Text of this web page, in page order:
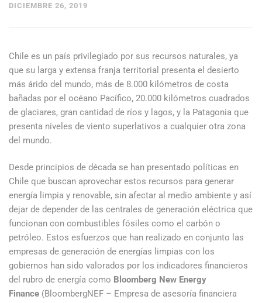
DICIEMBRE 26, 2019
Chile es un país privilegiado por sus recursos naturales, ya
que su larga y extensa franja territorial presenta el desierto
más árido del mundo, más de 8.000 kilómetros de costa
bañadas por el océano Pacífico, 20.000 kilómetros cuadrados
de glaciares, gran cantidad de ríos y lagos, y la Patagonia que
presenta niveles de viento superlativos a cualquier otra zona
del mundo.
Desde principios de década se han presentado políticas en
Chile que buscan aprovechar estos recursos para generar
energía limpia y renovable, sin afectar al medio ambiente y así
dejar de depender de las centrales de generación eléctrica que
funcionan con combustibles fósiles como el carbón o
petróleo. Estos esfuerzos que han realizado en conjunto las
empresas de generación de energías limpias con los
gobiernos han sido valorados por los indicadores financieros
del rubro de energía como Bloomberg New Energy
Finance (BloombergNEF – Empresa de asesoría financiera